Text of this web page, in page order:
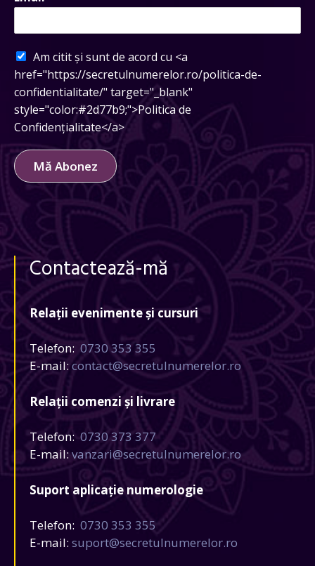
Am citit și sunt de acord cu <a
href="https://secretulnumerelor.ro/politica-de-
confidentialitate/" target="_blank"
style="color:#2d77b9;">Politica de
Confidențialitate</a>
Mă Abonez
Contactează-mă
Relații evenimente și cursuri
Telefon: 0730 353 355
E-mail:contact@secretulnumerelor.ro
Relații comenzi și livrare
Telefon: 0730 373 377
E-mail:vanzari@secretulnumerelor.ro
Suport aplicație numerologie
Telefon: 0730 353 355
E-mail: suport@secretulnumerelor.ro